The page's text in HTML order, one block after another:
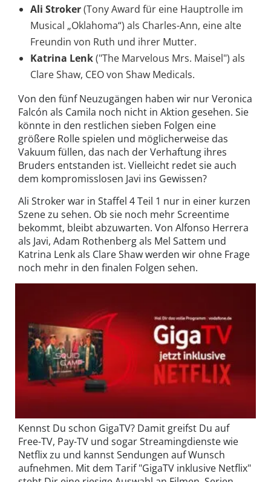
Ali Stroker(Tony Award für eine Hauptrolle im
Musical „Oklahoma“) als Charles-Ann, eine alte
Freundin von Ruth und ihrer Mutter.
Katrina Lenk("The Marvelous Mrs. Maisel") als
Clare Shaw, CEO von Shaw Medicals.
Von den fünf Neuzugängen haben wir nur Veronica
Falcón als Camila noch nicht in Aktion gesehen. Sie
könnte in den restlichen sieben Folgen eine
größere Rolle spielen und möglicherweise das
Vakuum füllen, das nach der Verhaftung ihres
Bruders entstanden ist. Vielleicht redet sie auch
dem kompromisslosen Javi ins Gewissen?
Ali Stroker war in Staffel 4 Teil 1 nur in einer kurzen
Szene zu sehen. Ob sie noch mehr Screentime
bekommt, bleibt abzuwarten. Von Alfonso Herrera
als Javi, Adam Rothenberg als Mel Sattem und
Katrina Lenk als Clare Shaw werden wir ohne Frage
noch mehr in den finalen Folgen sehen.
Kennst Du schon GigaTV? Damit greifst Du auf
Free-TV, Pay-TV und sogar Streamingdienste wie
Netflix zu und kannst Sendungen auf Wunsch
aufnehmen. Mit dem Tarif "GigaTV inklusive Netflix"